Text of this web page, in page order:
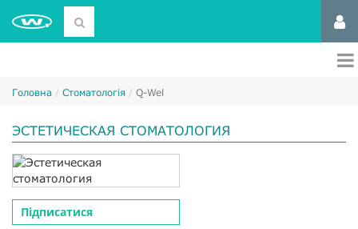
Головна Стоматологія Q-Wel
ЭСТЕТИЧЕСКАЯ СТОМАТОЛОГИЯ
Підписатися